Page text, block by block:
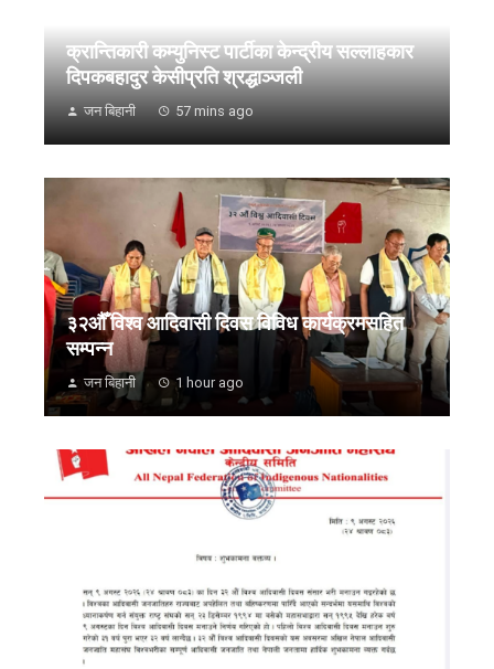
क्रान्तिकारी कम्युनिस्ट पार्टीका केन्द्रीय सल्लाहकार
दिपकबहादुर केसीप्रति श्रद्धाञ्जली
जन बिहानी 57 mins ago
३२औँ विश्व आदिवासी दिवस विविध कार्यक्रमसहित
सम्पन्न
जन बिहानी 1 hour ago